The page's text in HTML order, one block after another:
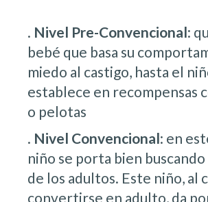
. Nivel Pre-Convencional:
bebé que basa su
miedo al castigo, hasta el
establece en recompensas
o pelotas
. Nivel Convencional: en
niño se porta bien
de los adultos. Este niño, al
convertirse en adulto, da